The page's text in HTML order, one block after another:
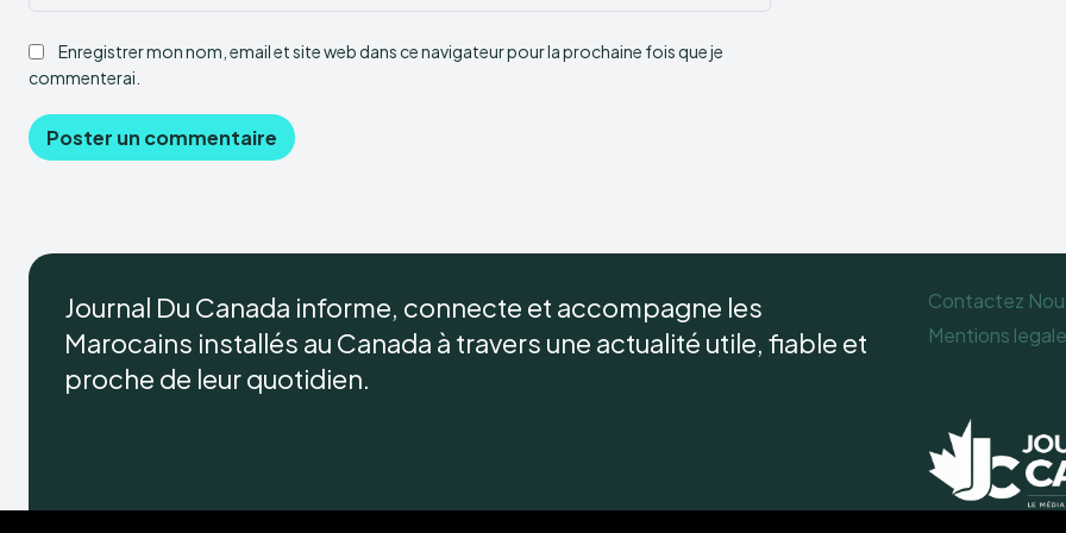
:
Enregistrer mon nom, email et site web dans ce navigateur pour la prochaine fois que je
commenterai.
Journal Du Canada informe, connecte et accompagne les
Marocains installés au Canada à travers une actualité utile, fiable et
proche de leur quotidien.
Contactez
Mentions